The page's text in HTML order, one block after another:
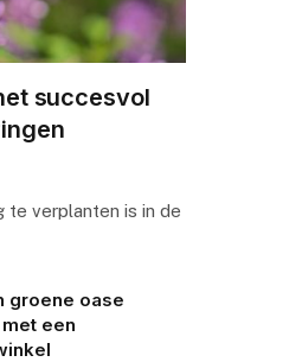
succesvol
te verplanten is in de
groene oase
een